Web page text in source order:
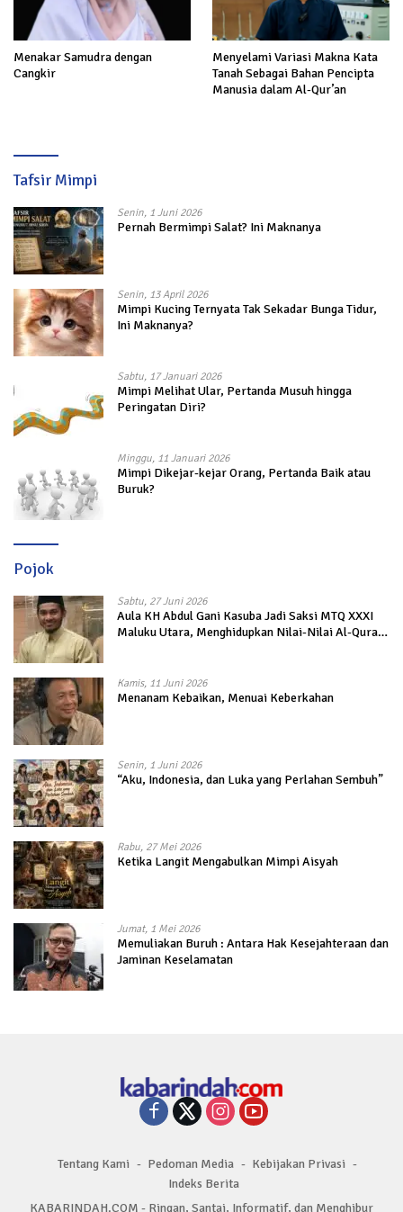
Menakar Samudra dengan
Cangkir
Menyelami Variasi Makna Kata
Tanah Sebagai Bahan Pencipta
Manusia dalam Al-Qur’an
Tafsir Mimpi
Senin, 1 Juni 2026
Pernah Bermimpi Salat? Ini Maknanya
Senin, 13 April 2026
Mimpi Kucing Ternyata Tak Sekadar Bunga Tidur,
Ini Maknanya?
Sabtu, 17 Januari 2026
Mimpi Melihat Ular, Pertanda Musuh hingga
Peringatan Diri?
Minggu, 11 Januari 2026
Mimpi Dikejar-kejar Orang, Pertanda Baik atau
Buruk?
Pojok
Sabtu, 27 Juni 2026
Aula KH Abdul Gani Kasuba Jadi Saksi MTQ XXXI
Maluku Utara, Menghidupkan Nilai-Nilai Al-Quran
Kamis, 11 Juni 2026
Menanam Kebaikan, Menuai Keberkahan
Senin, 1 Juni 2026
“Aku, Indonesia, dan Luka yang Perlahan Sembuh”
Rabu, 27 Mei 2026
Ketika Langit Mengabulkan Mimpi Aisyah
Jumat, 1 Mei 2026
Memuliakan Buruh : Antara Hak Kesejahteraan dan
Jaminan Keselamatan
Tentang Kami Pedoman Media
Kebijakan Privasi
Indeks Berita
KABARINDAH.COM - Ringan, Santai, Informatif, dan Menghibur